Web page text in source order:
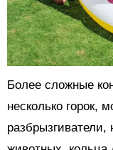
Более сложные
несколько горок,